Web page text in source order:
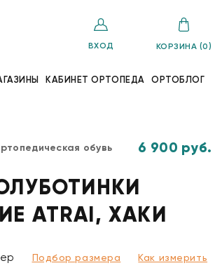
ВХОД КОРЗИНА (0)
КАБИНЕТ ОРТОПЕДА ОРТОБЛОГ
обувь 6 900 руб.
ATRAI, ХАКИ
Подбор размера Как измерить